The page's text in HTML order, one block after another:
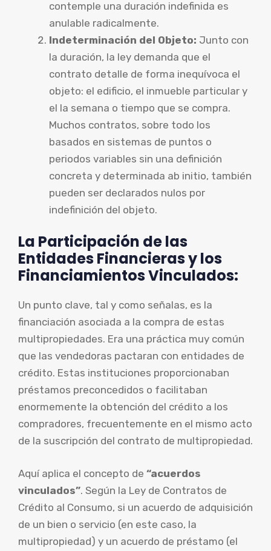
contemple una duración indefinida es
anulable radicalmente.
Indeterminación del Objeto: Junto con
la duración, la ley demanda que el
contrato detalle de forma inequívoca el
objeto: el edificio, el inmueble particular y
el la semana o tiempo que se compra.
Muchos contratos, sobre todo los
basados en sistemas de puntos o
periodos variables sin una definición
concreta y determinada ab initio, también
pueden ser declarados nulos por
indefinición del objeto.
La Participación de las
Entidades Financieras y los
Financiamientos Vinculados:
Un punto clave, tal y como señalas, es la
financiación asociada a la compra de estas
multipropiedades. Era una práctica muy común
que las vendedoras pactaran con entidades de
crédito. Estas instituciones proporcionaban
préstamos preconcedidos o facilitaban
enormemente la obtención del crédito a los
compradores, frecuentemente en el mismo acto
de la suscripción del contrato de multipropiedad.
Aquí aplica el concepto de “acuerdos
vinculados”. Según la Ley de Contratos de
Crédito al Consumo, si un acuerdo de adquisición
de un bien o servicio (en este caso, la
multipropiedad) y un acuerdo de préstamo (el